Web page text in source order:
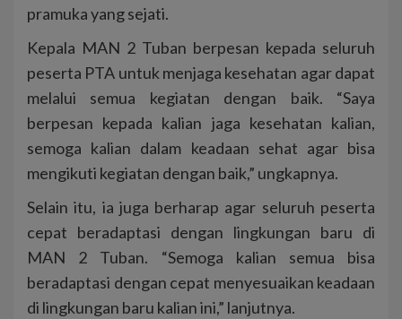
pramuka yang sejati.
Kepala MAN 2 Tuban berpesan kepada seluruh
peserta PTA untuk menjaga kesehatan agar dapat
melalui semua kegiatan dengan baik. “Saya
berpesan kepada kalian jaga kesehatan kalian,
semoga kalian dalam keadaan sehat agar bisa
mengikuti kegiatan dengan baik,” ungkapnya.
Selain itu, ia juga berharap agar seluruh peserta
cepat beradaptasi dengan lingkungan baru di
MAN 2 Tuban. “Semoga kalian semua bisa
beradaptasi dengan cepat menyesuaikan keadaan
di lingkungan baru kalian ini,” lanjutnya.